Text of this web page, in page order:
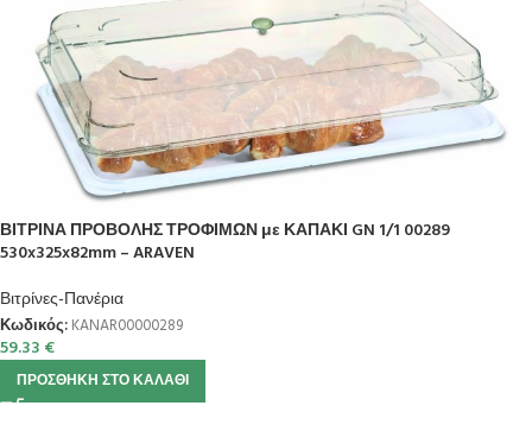
ΒΙΤΡΙΝΑ ΠΡΟΒΟΛΗΣ ΤΡΟΦΙΜΩΝ με ΚΑΠΑΚΙ GN 1/1 00289
530x325x82mm – ARAVEN
Βιτρίνες-Πανέρια
Κωδικός: KANAR00000289
59.33 €
ΠΡΟΣΘΉΚΗ ΣΤΟ ΚΑΛΆΘΙ